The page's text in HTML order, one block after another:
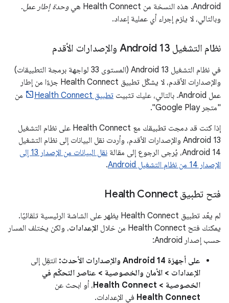
Android. هذه النسخة من Health Connect هي
وحدة إطار عمل.
وبالتالي، لا يلزم إجراء أي عملية إعداد.
نظام التشغيل Android 13 والإصدارات الأقدم
في نظام التشغيل Android 13 (المستوى 33 لواجهة برمجة التطبيقات)
والإصدارات الأقدم، لا يشكّل تطبيق Health Connect جزءًا من إطار
عمل Android. بالتالي، عليك تثبيت
تطبيق Health Connect
من
"متجر Google Play".
إذا كنت قد دمجت تطبيقك مع Health Connect على نظام التشغيل
Android 13 والإصدارات الأقدم، وأردت نقل البيانات إلى نظام التشغيل
Android 14، يُرجى الرجوع إلى مقالة
نقل البيانات من الإصدار 13 إلى
الإصدار 14 من نظام التشغيل Android
.
فتح تطبيق Health Connect
لم يعُد تطبيق Health Connect يظهر على الشاشة الرئيسية تلقائيًا.
يمكنك فتح Health Connect من خلال
الإعدادات، ولكن يختلف المسار
حسب إصدار Android:
على أجهزة Android 14 والإصدارات الأحدث:
انتقِل إلى
الإعدادات > الأمان والخصوصية > عناصر التحكّم في
الخصوصية > Health Connect
، أو ابحث عن
Health Connect في الإعدادات.